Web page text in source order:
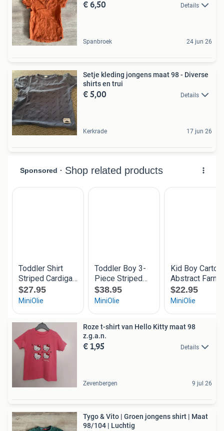
€ 6,50 Details
Spanbroek 24 jun 26
Setje kleding jongens maat 98 - Diverse
shirts en trui
€ 5,00 Details
Kerkrade 17 jun 26
Roze t-shirt van Hello Kitty maat 98
z.g.a.n.
€ 1,95 Details
Zevenbergen 9 jul 26
Tygo & Vito | Groen jongens shirt | Maat
98/104 | Luchtig